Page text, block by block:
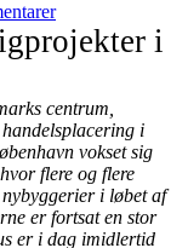
i
centrum,
i
vokset sig
flere og flere
i løbet af
er fortsat en stor
er i dag imidlertid